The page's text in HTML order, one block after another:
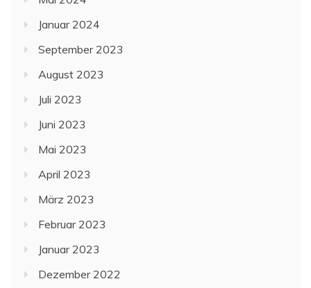
Januar 2024
September 2023
August 2023
Juli 2023
Juni 2023
Mai 2023
April 2023
März 2023
Februar 2023
Januar 2023
Dezember 2022